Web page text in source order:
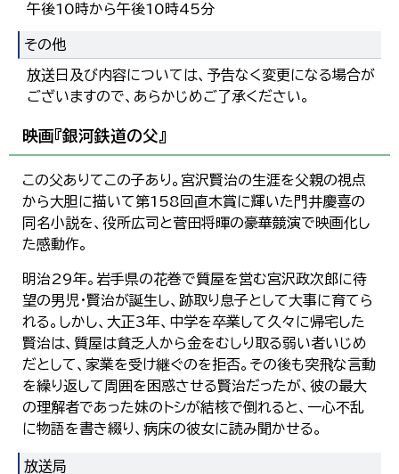
午後10時から午後10時45分
その他
放送日及び内容については、予告なく変更になる場合が
ございますので、あらかじめご了承ください。
映画『銀河鉄道の父』
この父ありてこの子あり。宮沢賢治の生涯を父親の視点
から大胆に描いて第158回直木賞に輝いた門井慶喜の
同名小説を、役所広司と菅田将暉の豪華競演で映画化し
た感動作。
明治29年。岩手県の花巻で質屋を営む宮沢政次郎に待
望の男児・賢治が誕生し、跡取り息子として大事に育てら
れる。しかし、大正3年、中学を卒業して久々に帰宅した
賢治は、質屋は貧乏人から金をむしり取る弱い者いじめ
だとして、家業を受け継ぐのを拒否。その後も突飛な言動
を繰り返して周囲を困惑させる賢治だったが、彼の最大
の理解者であった妹のトシが結核で倒れると、一心不乱
に物語を書き綴り、病床の彼女に読み聞かせる。
放送局